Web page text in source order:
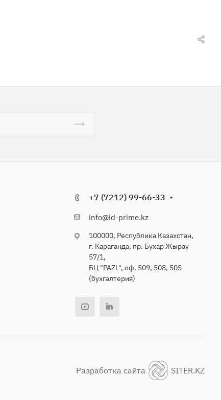
+7 (7212) 99-66-33
info@id-prime.kz
100000, Республика Казахстан,
г. Караганда, пр. Бухар Жырау
57/1,
БЦ "PAZL", оф. 509, 508, 505
(бухгалтерия)
Разработка сайта SITER.KZ